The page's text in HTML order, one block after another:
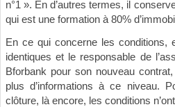
n°1 ». En d’autres termes, il
qui est une formation à 80%
En ce qui concerne les conditions,
identiques et le responsable de
Bforbank pour son nouveau
plus d’informations à ce niveau.
clôture, là encore, les conditions